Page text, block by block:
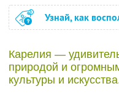
Узнай, как
Карелия —
природой и
культуры и